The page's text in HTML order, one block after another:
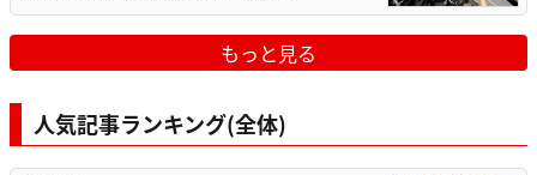
もっと見る
人気記事ランキング(全体)